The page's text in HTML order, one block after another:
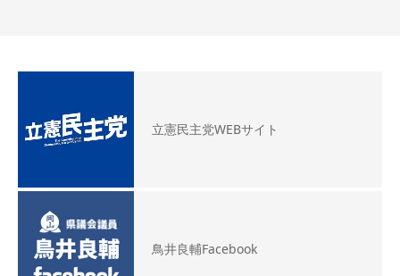
立憲民主党WEBサイト
鳥井良輔Facebook